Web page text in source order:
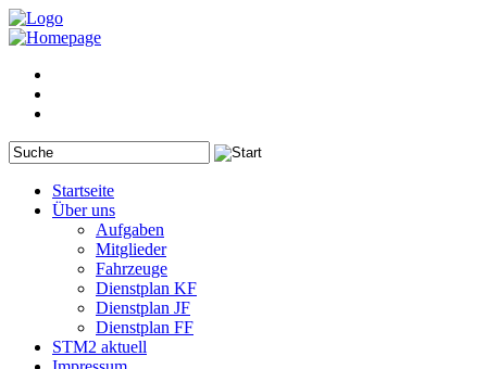
Startseite
Über uns
Aufgaben
Mitglieder
Fahrzeuge
Dienstplan KF
Dienstplan JF
Dienstplan FF
STM2 aktuell